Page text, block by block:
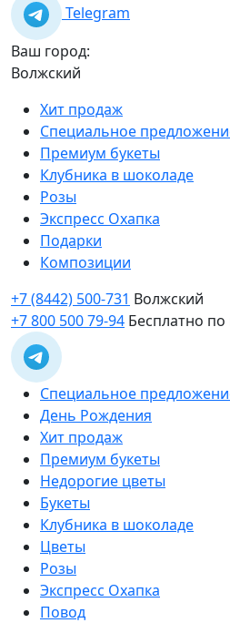
Telegram
Ваш город:
Волжский
Хит продаж
Специальное
Премиум букеты
Клубника в шоколаде
Розы
Экспресс Охапка
Подарки
Композиции
+7 (8442) 500-731 Волжский
+7 800 500 79-94 Бесплатно по
Специальное
День Рождения
Хит продаж
Премиум букеты
Недорогие цветы
Букеты
Клубника в шоколаде
Цветы
Розы
Экспресс Охапка
Повод